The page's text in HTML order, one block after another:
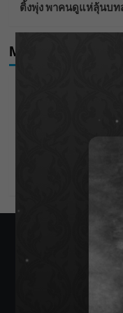
ติ้งพุ่ง พาคนดูแห่ลุ้นบท
Meta